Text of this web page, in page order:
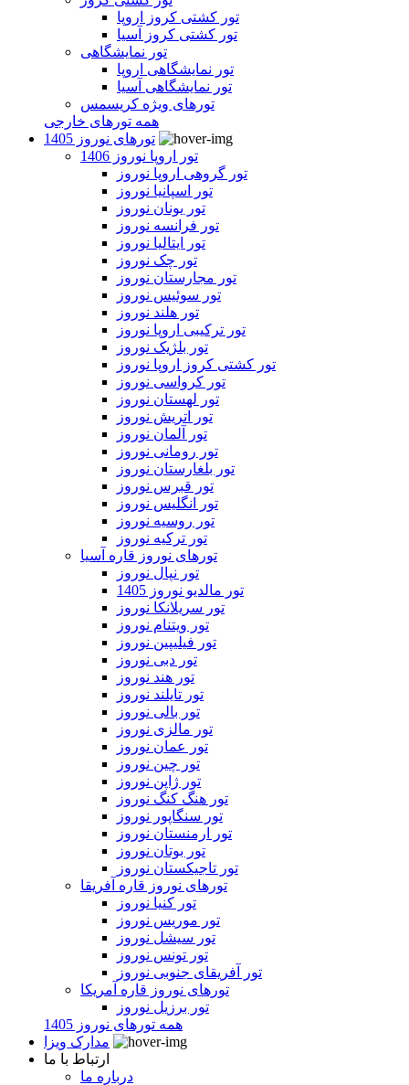
تور کشتی کروز اروپا
تور کشتی کروز آسیا
تور نمایشگاهی
تور نمایشگاهی اروپا
تور نمایشگاهی آسیا
تورهای ویژه کریسمس
همه تورهای خارجی
تورهای نوروز 1405
تور اروپا نوروز 1406
تور گروهی اروپا نوروز
تور اسپانیا نوروز
تور یونان نوروز
تور فرانسه نوروز
تور ایتالیا نوروز
تور چک نوروز
تور مجارستان نوروز
تور سوئیس نوروز
تور هلند نوروز
تور ترکیبی اروپا نوروز
تور بلژیک نوروز
تور کشتی کروز اروپا نوروز
تور کرواسی نوروز
تور لهستان نوروز
تور اتریش نوروز
تور آلمان نوروز
تور رومانی نوروز
تور بلغارستان نوروز
تور قبرس نوروز
تور انگلیس نوروز
تور روسیه نوروز
تور ترکیه نوروز
تورهای نوروز قاره آسیا
تور نپال نوروز
تور مالدیو نوروز 1405
تور سریلانکا نوروز
تور ویتنام نوروز
تور فیلیپین نوروز
تور دبی نوروز
تور هند نوروز
تور تایلند نوروز
تور بالی نوروز
تور مالزی نوروز
تور عمان نوروز
تور چین نوروز
تور ژاپن نوروز
تور هنگ کنگ نوروز
تور سنگاپور نوروز
تور ارمنستان نوروز
تور بوتان نوروز
تور تاجیکستان نوروز
تورهای نوروز قاره آفریقا
تور کنیا نوروز
تور موریس نوروز
تور سیشل نوروز
تور تونس نوروز
تور آفریقای جنوبی نوروز
تورهای نوروز قاره آمریکا
تور برزیل نوروز
همه تورهای نوروز 1405
مدارک ویزا
ارتباط با ما
درباره ما